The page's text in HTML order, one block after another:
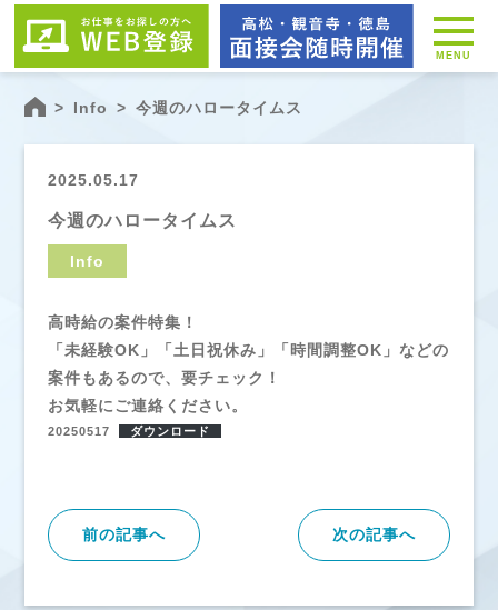
MENU
> Info > 今週のハロータイムス
2025.05.17
今週のハロータイムス
Info
高時給の案件特集！
「未経験OK」「土日祝休み」「時間調整OK」などの
案件もあるので、要チェック！
お気軽にご連絡ください。
20250517 ダウンロード
前の記事へ 次の記事へ